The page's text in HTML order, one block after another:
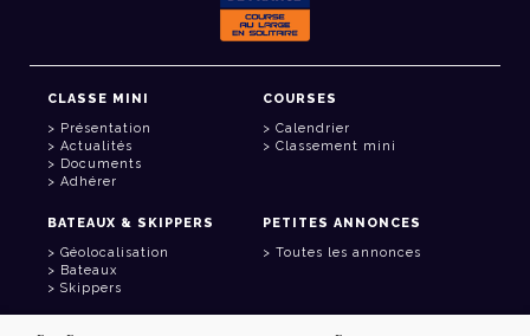
CLASSE MINI
Présentation
Actualités
Documents
Adhérer
COURSES
Calendrier
Classement mini
BATEAUX & SKIPPERS
Géolocalisation
Bateaux
Skippers
PETITES ANNONCES
Toutes les annonces